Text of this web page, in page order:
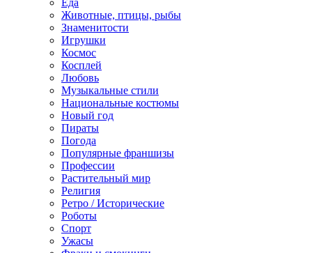
Еда
Животные, птицы, рыбы
Знаменитости
Игрушки
Космос
Косплей
Любовь
Музыкальные стили
Национальные костюмы
Новый год
Пираты
Погода
Популярные франшизы
Профессии
Растительный мир
Религия
Ретро / Исторические
Роботы
Спорт
Ужасы